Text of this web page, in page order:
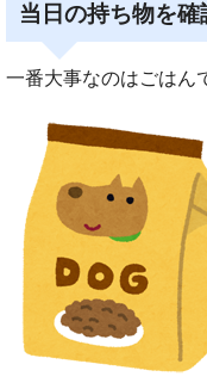
当日の持ち物を確
一番大事なのはごはん